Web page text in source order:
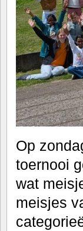
Op
toernooi
wat
meisjes